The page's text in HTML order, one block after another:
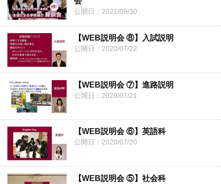
公開日：2021/09/30
【WEB説明会 ⑧】入試説明
公開日：2020/07/22
【WEB説明会 ⑦】進路説明
公開日：2020/07/21
【WEB説明会 ⑥】英語科
公開日：2020/07/20
【WEB説明会 ⑤】社会科